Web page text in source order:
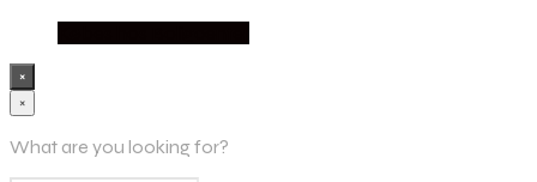
×
×
What are you looking for?